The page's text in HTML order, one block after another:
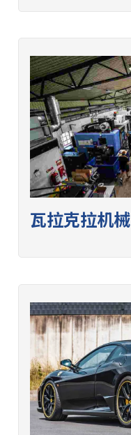
瓦拉克拉机械